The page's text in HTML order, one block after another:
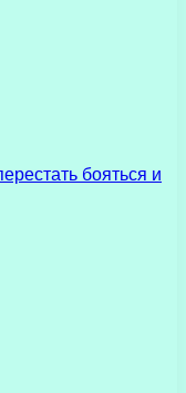
бояться и